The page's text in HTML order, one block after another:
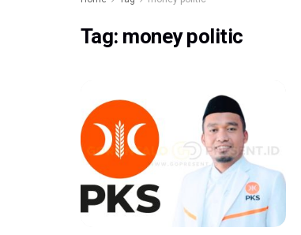
Tag: money politic